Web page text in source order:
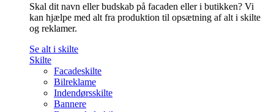
Skal dit navn eller budskab på facaden eller i butikken? Vi
kan hjælpe med alt fra produktion til opsætning af alt i skilte
og reklamer.
Se alt i skilte
Skilte
Facadeskilte
Bilreklame
Indendørsskilte
Bannere